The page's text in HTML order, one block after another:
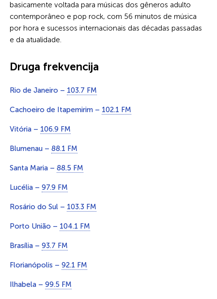
basicamente voltada para músicas dos gêneros adulto
contemporâneo e pop rock, com 56 minutos de música
por hora e sucessos internacionais das décadas passadas
e da atualidade.
Druga frekvencija
Rio de Janeiro – 103.7 FM
Cachoeiro de Itapemirim – 102.1 FM
Vitória – 106.9 FM
Blumenau – 88.1 FM
Santa Maria – 88.5 FM
Lucélia – 97.9 FM
Rosário do Sul – 103.3 FM
Porto União – 104.1 FM
Brasília – 93.7 FM
Florianópolis – 92.1 FM
Ilhabela – 99.5 FM